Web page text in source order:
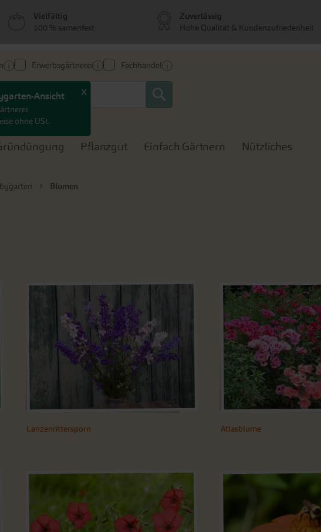
Ansicht
ohne USt.
x
Erwerbsgärtnerei Fachhandel
Search
Pflanzgut Einfach Gärtnern Nützliches
Blumen
Lanzenrittersporn Atlasblume
Vielfältig
100 % samenfest
Zuverlässig
Hohe Qualität & Kundenzufriedenheit